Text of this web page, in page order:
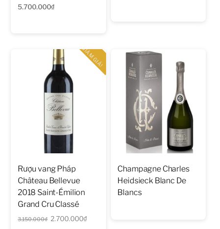
5.700.000₫
GIẢM GIÁ!
Rượu vang Pháp
Château Bellevue
2018 Saint-Émilion
Grand Cru Classé
3.150.000₫ Giá
2.700.000₫Giá
Champagne Charles
Heidsieck Blanc De
Blancs